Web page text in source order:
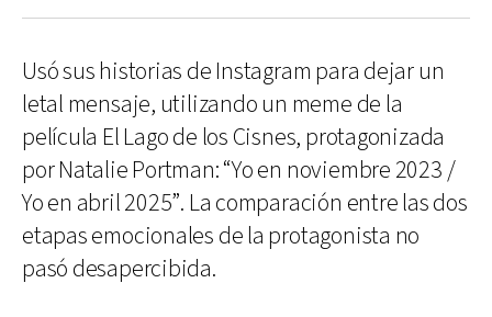
Usó sus historias de Instagram para dejar un
letal mensaje, utilizando un meme de la
película El Lago de los Cisnes, protagonizada
por Natalie Portman: “Yo en noviembre 2023 /
Yo en abril 2025”. La comparación entre las dos
etapas emocionales de la protagonista no
pasó desapercibida.